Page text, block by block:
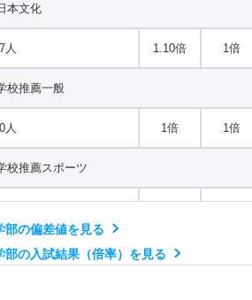
本文化
人 1.10倍 1倍
校推薦一般
人 1倍 1倍
推薦スポーツ
文化
部の偏差値を見る
の入試結果（倍率）を見る